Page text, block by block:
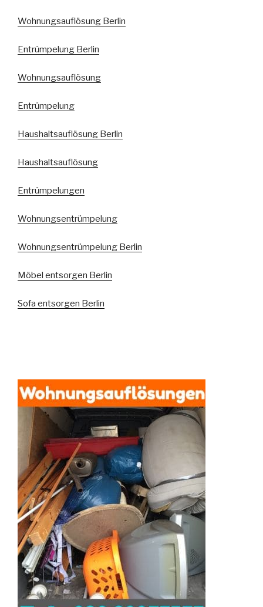
Wohnungsauflösung Berlin
Entrümpelung Berlin
Wohnungsauflösung
Entrümpelung
Haushaltsauflösung Berlin
Haushaltsauflösung
Entrümpelungen
Wohnungsentrümpelung
Wohnungsentrümpelung Berlin
Möbel entsorgen Berlin
Sofa entsorgen Berlin